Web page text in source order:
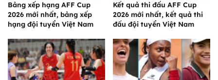
Bảng xếp hạng AFF Cup
2026 mới nhất, bảng xếp
hạng đội tuyển Việt Nam
Kết quả thi đấu AFF Cup
2026 mới nhất, kết quả thi
đấu đội tuyển Việt Nam